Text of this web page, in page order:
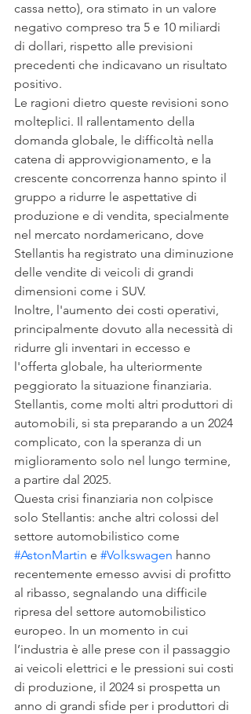
cassa netto), ora stimato in un valore
negativo compreso tra 5 e 10 miliardi
di dollari, rispetto alle previsioni
precedenti che indicavano un risultato
positivo.
Le ragioni dietro queste revisioni sono
molteplici. Il rallentamento della
domanda globale, le difficoltà nella
catena di approvvigionamento, e la
crescente concorrenza hanno spinto il
gruppo a ridurre le aspettative di
produzione e di vendita, specialmente
nel mercato nordamericano, dove
Stellantis ha registrato una diminuzione
delle vendite di veicoli di grandi
dimensioni come i SUV.
Inoltre, l'aumento dei costi operativi,
principalmente dovuto alla necessità di
ridurre gli inventari in eccesso e
l'offerta globale, ha ulteriormente
peggiorato la situazione finanziaria.
Stellantis, come molti altri produttori di
automobili, si sta preparando a un 2024
complicato, con la speranza di un
miglioramento solo nel lungo termine,
a partire dal 2025.
Questa crisi finanziaria non colpisce
solo Stellantis: anche altri colossi del
settore automobilistico come
#AstonMartin e #Volkswagen hanno
recentemente emesso avvisi di profitto
al ribasso, segnalando una difficile
ripresa del settore automobilistico
europeo. In un momento in cui
l’industria è alle prese con il passaggio
ai veicoli elettrici e le pressioni sui costi
di produzione, il 2024 si prospetta un
anno di grandi sfide per i produttori di